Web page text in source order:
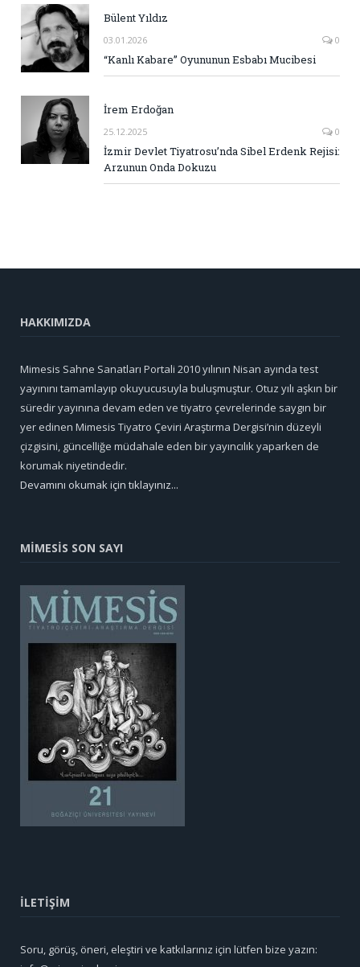
Bülent Yıldız
03.01.2026 0
“Kanlı Kabare” Oyununun Esbabı Mucibesi
İrem Erdoğan
25.12.2025 0
İzmir Devlet Tiyatrosu’nda Sibel Erdenk Rejisi:
Arzunun Onda Dokuzu
HAKKIMIZDA
Mimesis Sahne Sanatları Portali 2010 yılının Nisan ayında test
yayınını tamamlayıp okuyucusuyla buluşmuştur. Otuz yılı aşkın bir
süredir yayınına devam eden ve tiyatro çevrelerinde saygın bir
yer edinen Mimesis Tiyatro Çeviri Araştırma Dergisi’nin düzeyli
çizgisini, güncelliğe müdahale eden bir yayıncılık yaparken de
korumak niyetindedir.
Devamını okumak için tıklayınız...
MİMESİS SON SAYI
İLETİŞİM
Soru, görüş, öneri, eleştiri ve katkılarınız için lütfen bize yazın: